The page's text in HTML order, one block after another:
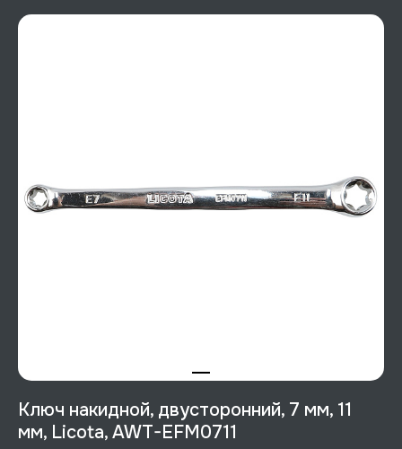
Ключ накидной, двусторонний, 7 мм, 11
мм, Licota, AWT-EFM0711